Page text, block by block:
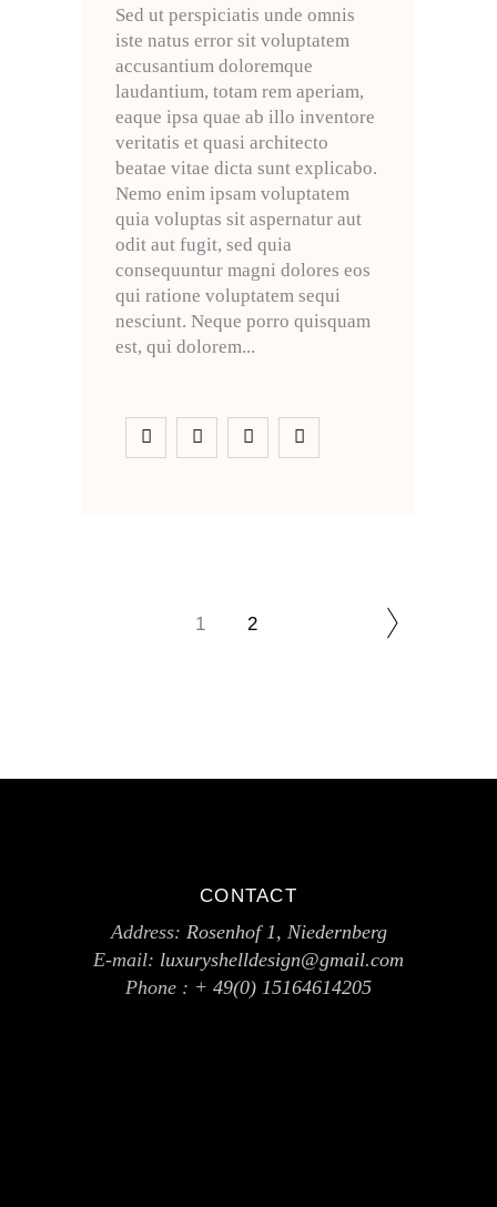
Sed ut perspiciatis unde omnis
iste natus error sit voluptatem
accusantium doloremque
laudantium, totam rem aperiam,
eaque ipsa quae ab illo inventore
veritatis et quasi architecto
beatae vitae dicta sunt explicabo.
Nemo enim ipsam voluptatem
quia voluptas sit aspernatur aut
odit aut fugit, sed quia
consequuntur magni dolores eos
qui ratione voluptatem sequi
nesciunt. Neque porro quisquam
est, qui dolorem
1 2
CONTACT
Address: Rosenhof 1, Niedernberg
E-mail: luxuryshelldesign@gmail.com
Phone : + 49(0) 15164614205